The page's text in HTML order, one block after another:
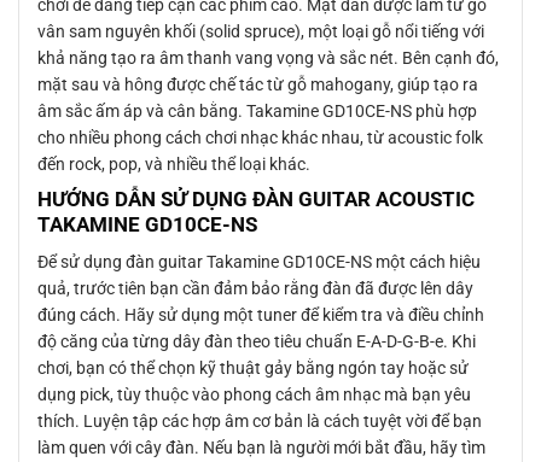
chơi dễ dàng tiếp cận các phím cao. Mặt đàn được làm từ gỗ
vân sam nguyên khối (solid spruce), một loại gỗ nổi tiếng với
khả năng tạo ra âm thanh vang vọng và sắc nét. Bên cạnh đó,
mặt sau và hông được chế tác từ gỗ mahogany, giúp tạo ra
âm sắc ấm áp và cân bằng. Takamine GD10CE-NS phù hợp
cho nhiều phong cách chơi nhạc khác nhau, từ acoustic folk
đến rock, pop, và nhiều thể loại khác.
HƯỚNG DẪN SỬ DỤNG ĐÀN GUITAR ACOUSTIC
TAKAMINE GD10CE-NS
Để sử dụng đàn guitar Takamine GD10CE-NS một cách hiệu
quả, trước tiên bạn cần đảm bảo rằng đàn đã được lên dây
đúng cách. Hãy sử dụng một tuner để kiểm tra và điều chỉnh
độ căng của từng dây đàn theo tiêu chuẩn E-A-D-G-B-e. Khi
chơi, bạn có thể chọn kỹ thuật gảy bằng ngón tay hoặc sử
dụng pick, tùy thuộc vào phong cách âm nhạc mà bạn yêu
thích. Luyện tập các hợp âm cơ bản là cách tuyệt vời để bạn
làm quen với cây đàn. Nếu bạn là người mới bắt đầu, hãy tìm